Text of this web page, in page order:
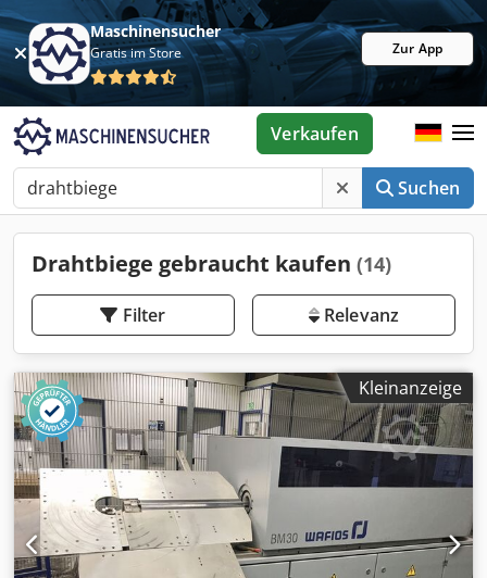
Maschinensucher
Gratis im Store Zur App
Suchen
Verkaufen
Drahtbiege gebraucht kaufen (14)
Filter Relevanz
Kleinanzeige